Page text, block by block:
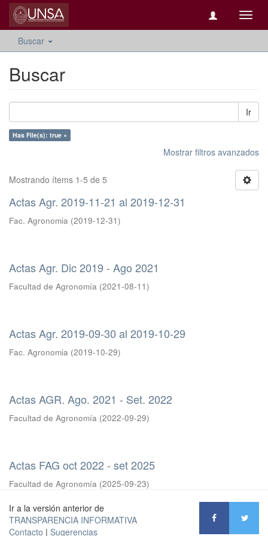
Buscar
Buscar
Ir
Has File(s): true ×
Mostrar filtros avanzados
Mostrando ítems 1-5 de 5
Actas Agr. 2019-11-21 al 2019-12-31
Fac. Agronomia (2019-12-31)
Actas Agr. Dic 2019 - Ago 2021
Facultad de Agronomía (2021-08-11)
Actas Agr. 2019-09-30 al 2019-10-29
Fac. Agronomia (2019-10-29)
Actas AGR. Ago. 2021 - Set. 2022
Facultad de Agronomía (2022-09-29)
Actas FAG oct 2022 - set 2025
Facultad de Agronomía (2025-09-23)
Ir a la versión anterior de
TRANSPARENCIA INFORMATIVA
Contacto | Sugerencias